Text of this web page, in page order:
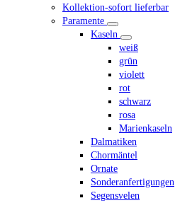
Kollektion-sofort lieferbar
Paramente
Kaseln
weiß
grün
violett
rot
schwarz
rosa
Marienkaseln
Dalmatiken
Chormäntel
Ornate
Sonderanfertigungen
Segensvelen